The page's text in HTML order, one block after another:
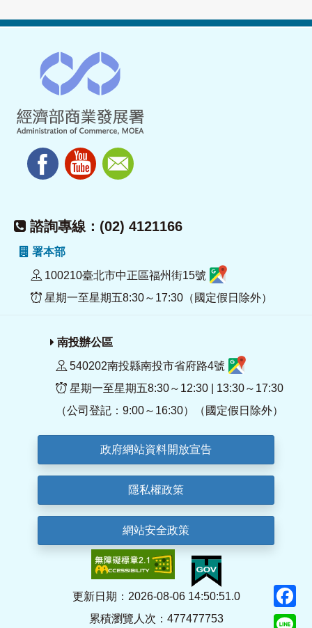
諮詢專線：(02) 4121166
署本部
100210臺北市中正區福州街15號
星期一至星期五8:30～17:30（國定假日除外）
南投辦公區
540202南投縣南投市省府路4號
星期一至星期五8:30～12:30 | 13:30～17:30
（公司登記：9:00～16:30）（國定假日除外）
政府網站資料開放宣告
隱私權政策
網站安全政策
更新日期：2026-08-06 14:50:51.0
累積瀏覽人次：477477753